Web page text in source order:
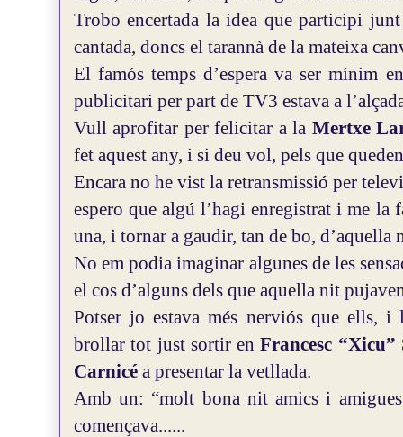
Trobo encertada la idea que participi
cantada, doncs el tarannà de la mateixa
El famós temps d’espera va ser mínim
publicitari per part de TV3 estava a
Vull aprofitar per felicitar a la Mertxe
fet aquest any, i si deu vol, pels que
Encara no he vist la retransmissió per
espero que algú l’hagi enregistrat i me la
una, i tornar a gaudir, tan de bo, d’aquella
No em podia imaginar algunes de les
el cos d’alguns dels que aquella nit
Potser jo estava més nerviós que ells, i
brollar tot just sortir enFrancesc “Xicu”
Carnicé a presentar la vetllada.
Amb un: “molt bona nit amics i
començava......